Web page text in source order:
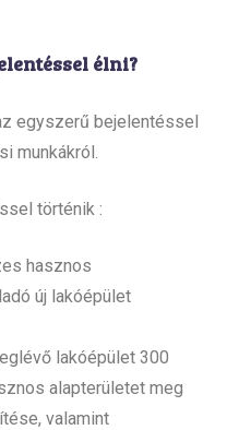
élni?
egyszerű bejelentéssel
munkákról.
történik :
hasznos
új lakóépület
lakóépület 300
alapterületet meg
valamint